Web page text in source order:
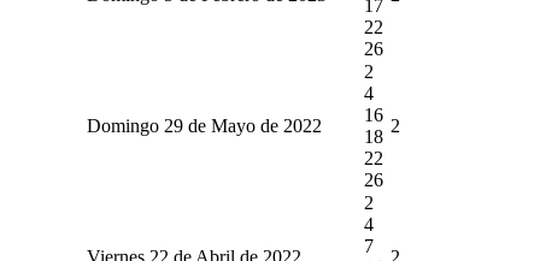
17
22
26
Domingo 29 de Mayo de 2022
2
4
16
18
22
26
2
Viernes 22 de Abril de 2022
2
4
7
2